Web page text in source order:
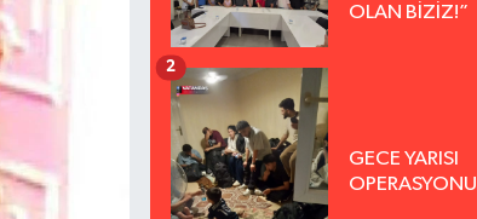
OLAN BİZİZ!”
GECE YARISI
OPERASYONU
2